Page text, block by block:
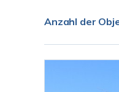
Anzahl der